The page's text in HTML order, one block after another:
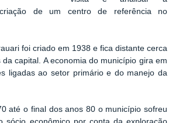
de um centro de referência no
foi criado em 1938 e fica distante cerca
capital. A economia do município gira em
ligadas ao setor primário e do manejo da
até o final dos anos 80 o município sofreu